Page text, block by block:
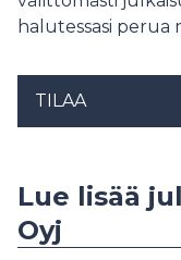
halutessasi perua
TILAA
Lue lisää
Oyj